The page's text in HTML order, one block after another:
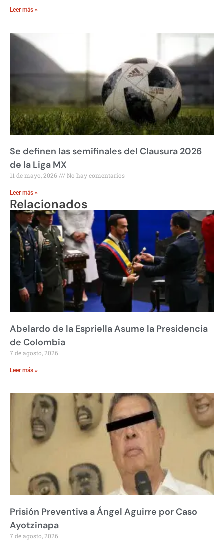
Leer más »
Se definen las semifinales del Clausura 2026
de la Liga MX
11 de mayo, 2026 No hay comentarios
Leer más »
Relacionados
Abelardo de la Espriella Asume la Presidencia
de Colombia
7 de agosto, 2026
Leer más »
Prisión Preventiva a Ángel Aguirre por Caso
Ayotzinapa
7 de agosto, 2026